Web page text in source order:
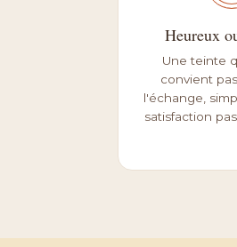
Heureux
Une teinte
convient
l'échange,
satisfaction